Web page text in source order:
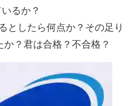
るか？
としたら何点か？その足り
？君は合格？不合格？